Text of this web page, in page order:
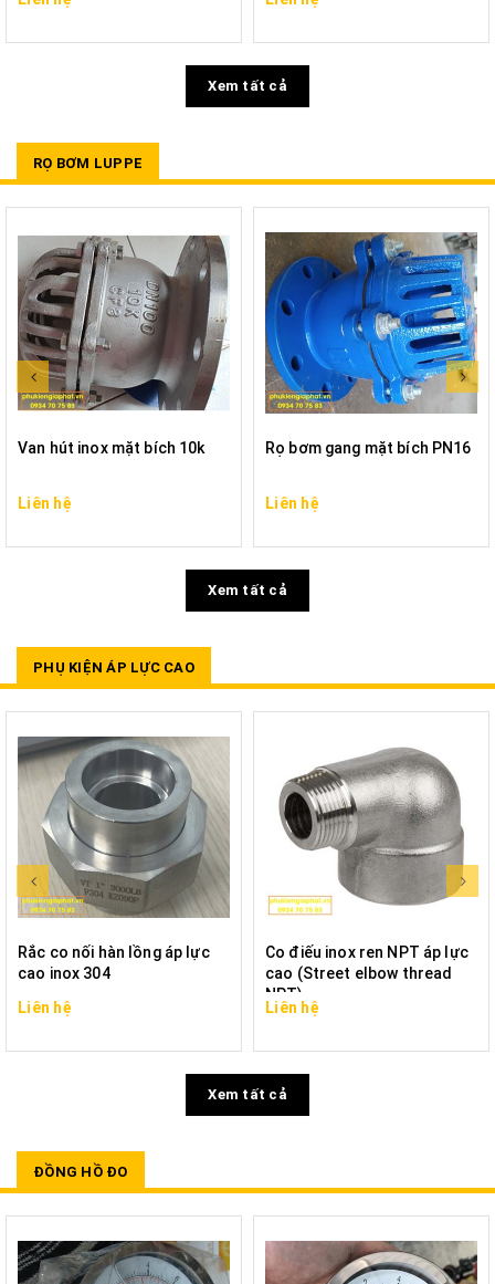
Xem tất cả
RỌ BƠM LUPPE
Van hút inox mặt bích 10k
Liên hệ
Rọ bơm gang mặt bích PN16
Liên hệ
Xem tất cả
PHỤ KIỆN ÁP LỰC CAO
Rắc co nối hàn lồng áp lực
cao inox 304
Liên hệ
Co điếu inox ren NPT áp lực
cao (Street elbow thread
NPT)
Liên hệ
Xem tất cả
ĐỒNG HỒ ĐO